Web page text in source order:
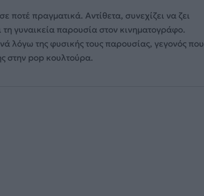
πραγματικά. Αντίθετα, συνεχίζει να ζει
γυναικεία παρουσία στον κινηματογράφο.
λόγω της φυσικής τους παρουσίας, γεγονός που
στην pop κουλτούρα.